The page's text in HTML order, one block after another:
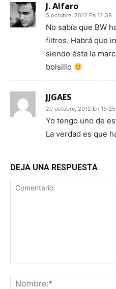
J. Alfaro
5 octubre, 2012 En 12:38
No sabía que BW
filtros. Habrá que
siendo ésta la
bolsillo
JJGAES
20 octubre, 2012 En 15:25
Yo tengo uno de
La verdad es que
DEJA UNA RESPUESTA